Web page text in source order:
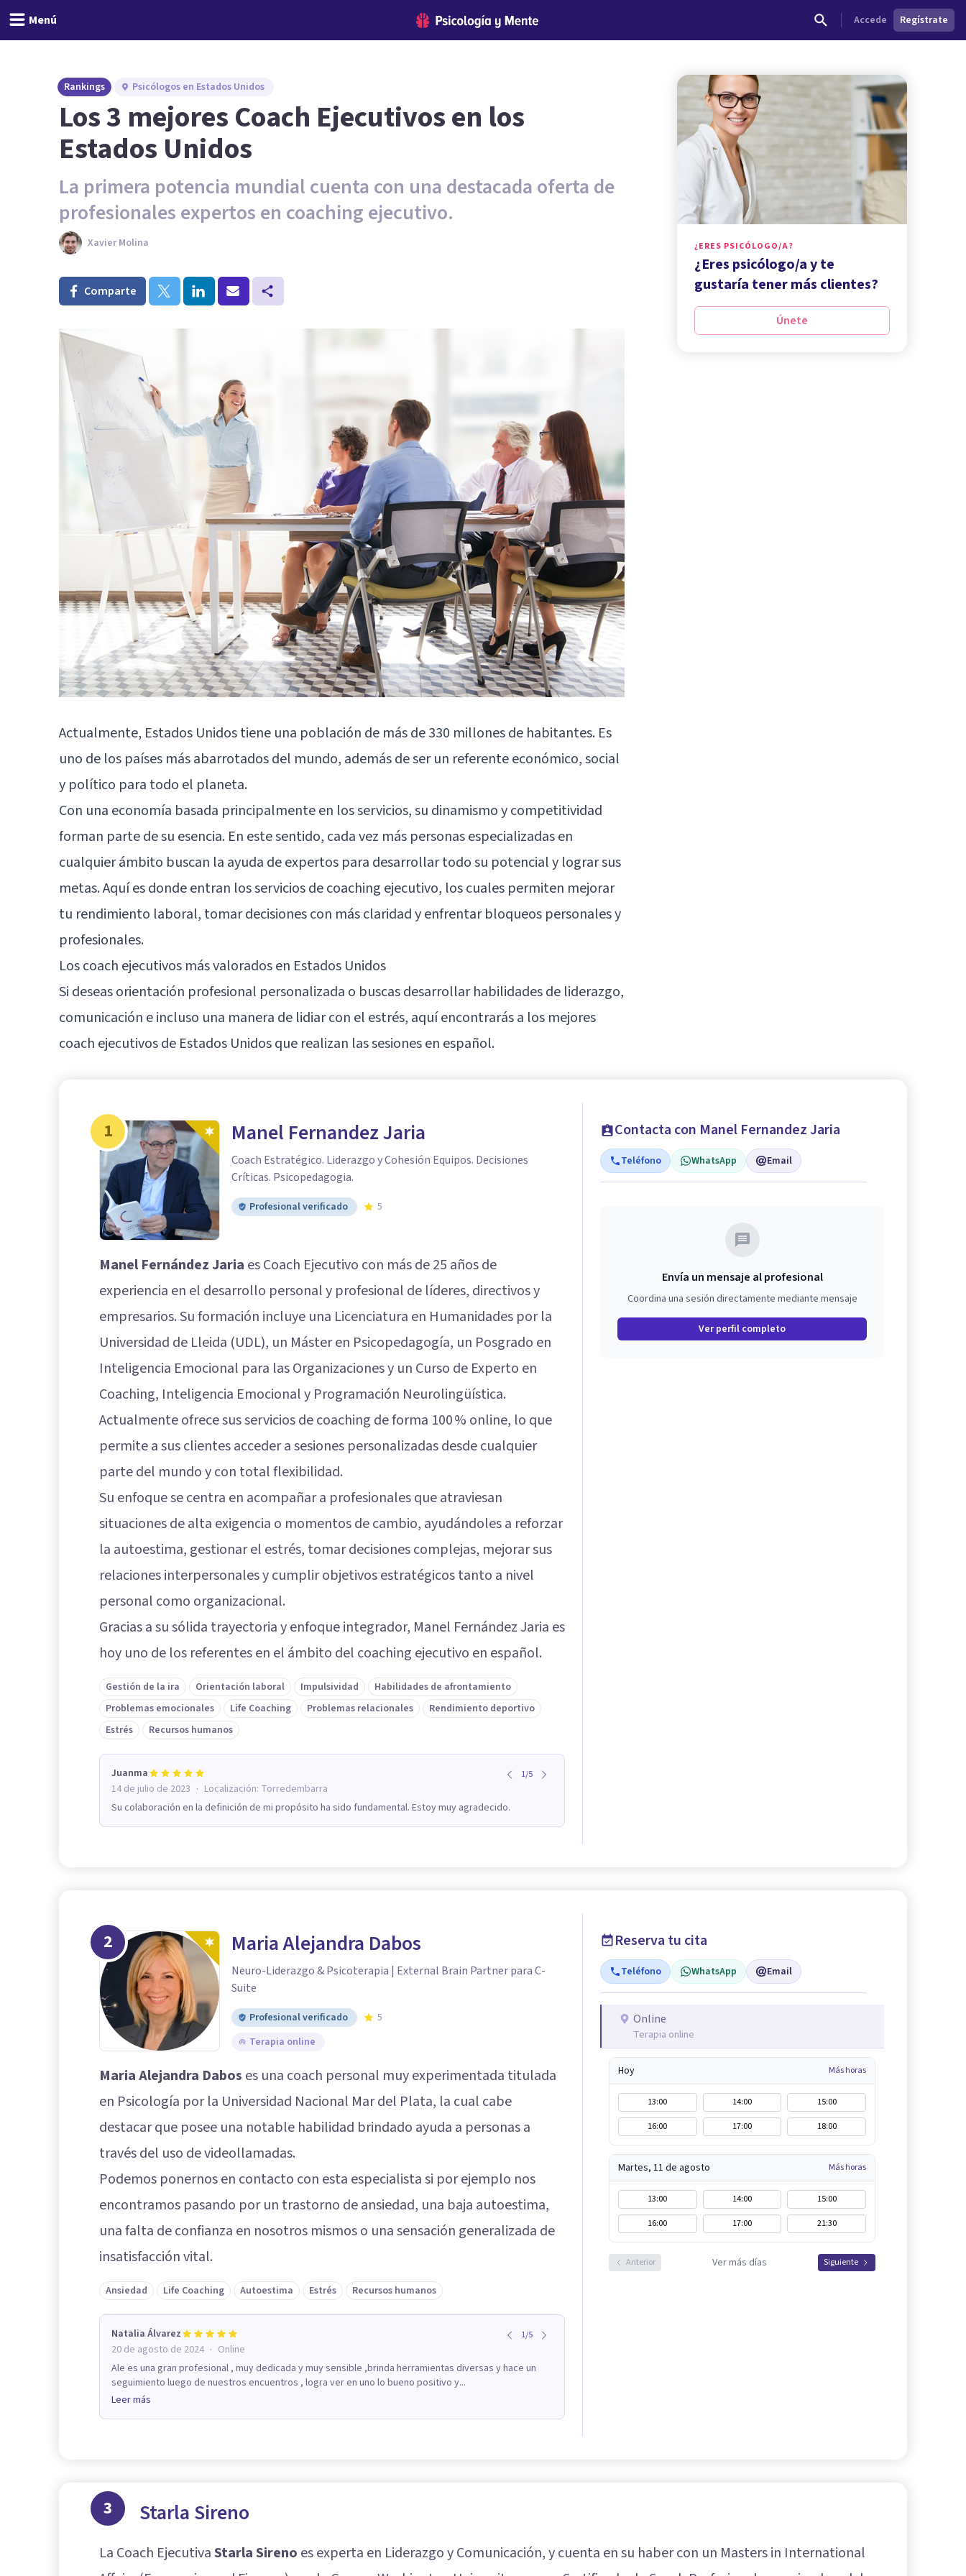
Menú Accede Regístrate
Rankings Psicólogos en Estados Unidos
Los 3 mejores Coach Ejecutivos en los
Estados Unidos
La primera potencia mundial cuenta con una destacada oferta de
profesionales expertos en coaching ejecutivo.
Xavier Molina
Comparte
Actualmente, Estados Unidos tiene una población de más de 330 millones de habitantes. Es
uno de los países más abarrotados del mundo, además de ser un referente económico, social
y político para todo el planeta.
Con una economía basada principalmente en los servicios, su dinamismo y competitividad
forman parte de su esencia. En este sentido, cada vez más personas especializadas en
cualquier ámbito buscan la ayuda de expertos para desarrollar todo su potencial y lograr sus
metas. Aquí es donde entran los servicios de coaching ejecutivo, los cuales permiten mejorar
tu rendimiento laboral, tomar decisiones con más claridad y enfrentar bloqueos personales y
profesionales.
Los coach ejecutivos más valorados en Estados Unidos
Si deseas orientación profesional personalizada o buscas desarrollar habilidades de liderazgo,
comunicación e incluso una manera de lidiar con el estrés, aquí encontrarás a los mejores
coach ejecutivos de Estados Unidos que realizan las sesiones en español.
¿ERES PSICÓLOGO/A?
¿Eres psicólogo/a y te
gustaría tener más clientes?
Únete
1 Manel Fernandez Jaria
Coach Estratégico. Liderazgo y Cohesión Equipos. Decisiones
Críticas. Psicopedagogia.
Profesional verificado 5
Manel Fernández Jaria es Coach Ejecutivo con más de 25 años de
experiencia en el desarrollo personal y profesional de líderes, directivos y
empresarios. Su formación incluye una Licenciatura en Humanidades por la
Universidad de Lleida (UDL), un Máster en Psicopedagogía, un Posgrado en
Inteligencia Emocional para las Organizaciones y un Curso de Experto en
Coaching, Inteligencia Emocional y Programación Neurolingüística.
Actualmente ofrece sus servicios de coaching de forma 100 % online, lo que
permite a sus clientes acceder a sesiones personalizadas desde cualquier
parte del mundo y con total flexibilidad.
Su enfoque se centra en acompañar a profesionales que atraviesan
situaciones de alta exigencia o momentos de cambio, ayudándoles a reforzar
la autoestima, gestionar el estrés, tomar decisiones complejas, mejorar sus
relaciones interpersonales y cumplir objetivos estratégicos tanto a nivel
personal como organizacional.
Gracias a su sólida trayectoria y enfoque integrador, Manel Fernández Jaria es
hoy uno de los referentes en el ámbito del coaching ejecutivo en español.
Gestión de la ira Orientación laboral Impulsividad
Habilidades de afrontamiento
Problemas emocionales
Life Coaching Problemas relacionales
Rendimiento deportivo
Estrés
Recursos humanos
Juanma 1/5
14 de julio de 2023 · Localización: Torredembarra
Su colaboración en la definición de mi propósito ha sido fundamental. Estoy muy agradecido.
Contacta con Manel Fernandez Jaria
Teléfono WhatsApp Email
Envía un mensaje al profesional
Coordina una sesión directamente mediante mensaje
Ver perfil completo
2 Maria Alejandra Dabos
Neuro-Liderazgo & Psicoterapia | External Brain Partner para C-
Suite
Profesional verificado
5
Terapia online
Maria Alejandra Dabos es una coach personal muy experimentada titulada
en Psicología por la Universidad Nacional Mar del Plata, la cual cabe
destacar que posee una notable habilidad brindado ayuda a personas a
través del uso de videollamadas.
Podemos ponernos en contacto con esta especialista si por ejemplo nos
encontramos pasando por un trastorno de ansiedad, una baja autoestima,
una falta de confianza en nosotros mismos o una sensación generalizada de
insatisfacción vital.
Ansiedad Life Coaching Autoestima Estrés Recursos humanos
Natalia Álvarez 1/5
20 de agosto de 2024 · Online
Ale es una gran profesional , muy dedicada y muy sensible ,brinda herramientas diversas y hace un
seguimiento luego de nuestros encuentros , logra ver en uno lo bueno positivo y...
Leer más
Reserva tu cita
Teléfono WhatsApp Email
Online
Terapia online
Hoy Más horas
13:00 14:00
15:00
16:00
17:00 18:00
Martes, 11 de agosto Más horas
13:00 14:00
15:00
16:00
17:00 21:30
Anterior Ver más días Siguiente
3 Starla Sireno
La Coach EjecutivaStarla Sireno es experta en Liderazgo y Comunicación, y cuenta en su haber con un Masters in International